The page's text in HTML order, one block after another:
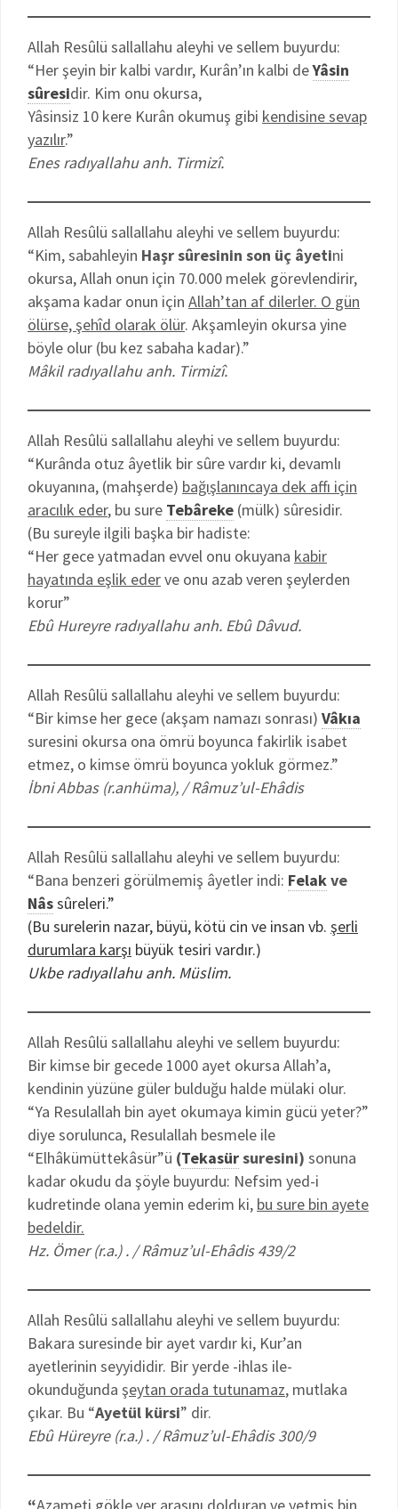
Allah Resûlü sallallahu aleyhi ve sellem buyurdu:
“Her şeyin bir kalbi vardır, Kurân’ın kalbi deYâsin
sûresidir. Kim onu okursa,
Yâsinsiz 10 kere Kurân okumuş gibi kendisine sevap
yazılır.”
Enes radıyallahu anh. Tirmizî.
Allah Resûlü sallallahu aleyhi ve sellem buyurdu:
“Kim, sabahleyin Haşr sûresinin son üç âyetini
okursa, Allah onun için 70.000 melek görevlendirir,
akşama kadar onun için Allah’tan af dilerler. O gün
ölürse, şehîd olarak ölür. Akşamleyin okursa yine
böyle olur (bu kez sabaha kadar).”
Mâkil radıyallahu anh. Tirmizî.
Allah Resûlü sallallahu aleyhi ve sellem buyurdu:
“Kurânda otuz âyetlik bir sûre vardır ki, devamlı
okuyanına, (mahşerde) bağışlanıncaya dek affı için
aracılık eder, bu sure Tebâreke (mülk) sûresidir.
(Bu sureyle ilgili başka bir hadiste:
“Her gece yatmadan evvel onu okuyana kabir
hayatında eşlik ederve onu azab veren şeylerden
korur”
Ebû Hureyre radıyallahu anh. Ebû Dâvud.
Allah Resûlü sallallahu aleyhi ve sellem buyurdu:
“Bir kimse her gece (akşam namazı sonrası) Vâkıa
suresini okursa ona ömrü boyunca fakirlik isabet
etmez, o kimse ömrü boyunca yokluk görmez.”
İbni Abbas (r.anhüma), / Râmuz’ul-Ehâdis
Allah Resûlü sallallahu aleyhi ve sellem buyurdu:
“Bana benzeri görülmemiş âyetler indi: Felakve
Nâssûreleri.”
(Bu surelerin nazar, büyü, kötü cin ve insan vb. şerli
durumlara karşı büyük tesiri vardır.)
Ukbe radıyallahu anh. Müslim.
Allah Resûlü sallallahu aleyhi ve sellem buyurdu:
Bir kimse bir gecede 1000 ayet okursa Allah’a,
kendinin yüzüne güler bulduğu halde mülaki olur.
“Ya Resulallah bin ayet okumaya kimin gücü yeter?”
diye sorulunca, Resulallah besmele ile
“Elhâkümüttekâsür”ü (Tekasürsuresini) sonuna
kadar okudu da şöyle buyurdu: Nefsim yed-i
kudretinde olana yemin ederim ki, bu sure bin ayete
bedeldir.
Hz. Ömer (r.a.) . / Râmuz’ul-Ehâdis 439/2
Allah Resûlü sallallahu aleyhi ve sellem buyurdu:
Bakara suresinde bir ayet vardır ki, Kur’an
ayetlerinin seyyididir. Bir yerde -ihlas ile-
okunduğunda şeytan orada tutunamaz, mutlaka
çıkar. Bu “Ayetül kürsi” dir.
Ebû Hüreyre (r.a.) . / Râmuz’ul-Ehâdis 300/9